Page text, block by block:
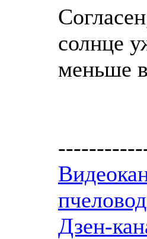
солнце
меньше
Дзен-